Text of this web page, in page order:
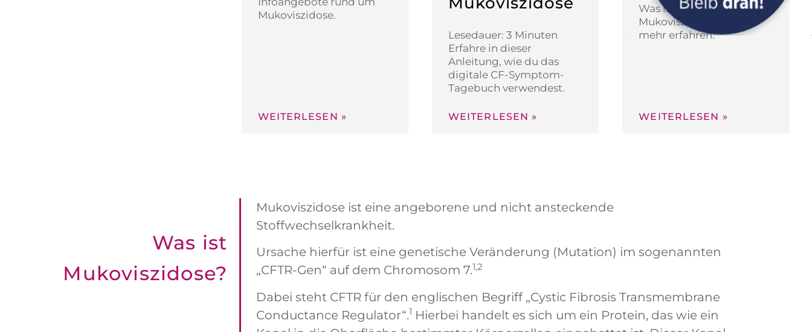
Mukoviszidose.
WEITERLESEN »
Lesedauer: 3 Minuten
Erfahre in dieser
Anleitung, wie du das
digitale CF-Symptom-
Tagebuch verwendest.
WEITERLESEN »
Was ist eigentlich
Mukoviszidose? Hier
mehr erfahren.
WEITERLESEN »
Was ist
Mukoviszi­dose?
Mukoviszidose ist eine angeborene und nicht ansteckende
Stoffwechselkrankheit.
Ursache hierfür ist eine genetische Veränderung (Mutation) im sogenannten
„CFTR-Gen“ auf dem Chromosom 7.1,2
Dabei steht CFTR für den englischen Begriff „Cystic Fibrosis Transmembrane
Conductance Regulator“.1 Hierbei handelt es sich um ein Protein, das wie ein